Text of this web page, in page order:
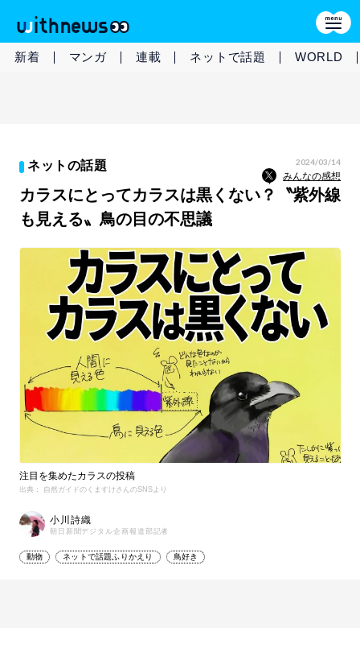
新着 マンガ 連載 ネットで話題 WORLD
ネットの話題 2024/03/14
みんなの感想
カラスにとってカラスは黒くない？〝紫外線
も見える〟鳥の目の不思議
注目を集めたカラスの投稿
出典： 自然ガイドのくますけさんのSNSより
小川詩織
朝日新聞デジタル企画報道部記者
動物 ネットで話題ふりかえり 鳥好き